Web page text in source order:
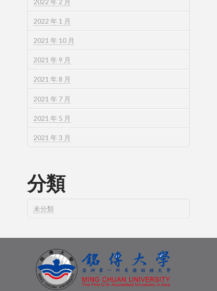
2022 年 1 月
2021 年 10 月
2021 年 9 月
2021 年 8 月
2021 年 7 月
2021 年 5 月
2021 年 3 月
分類
未分類